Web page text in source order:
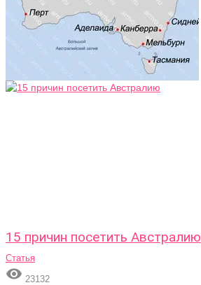
15 причин посетить Австралию
Статья
 23132